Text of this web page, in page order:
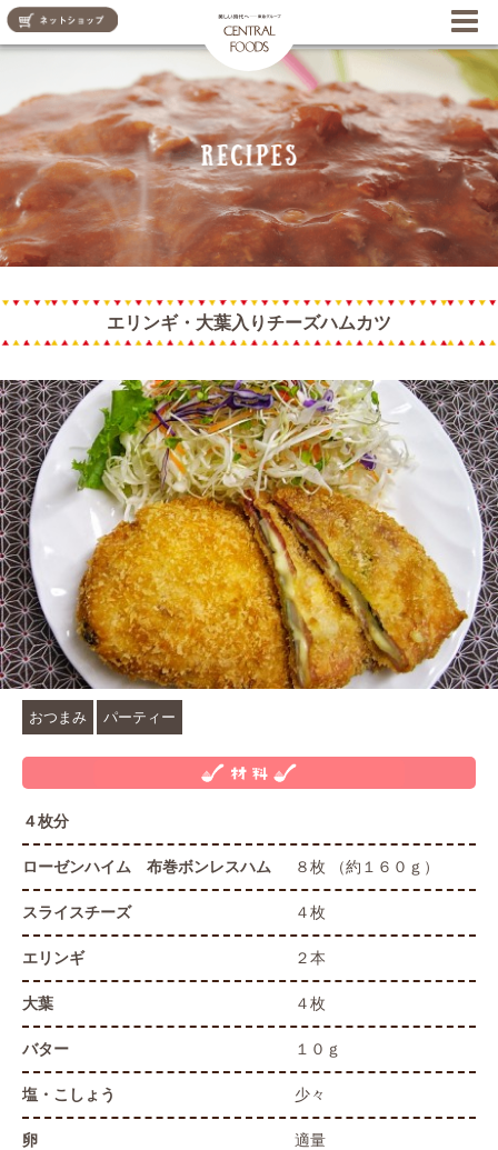
エリンギ・大葉入りチーズハムカツ
おつまみ パーティー
４枚分
ローゼンハイム 布巻ボンレスハム ８枚 （約１６０ｇ）
スライスチーズ ４枚
エリンギ ２本
大葉 ４枚
バター １０ｇ
塩・こしょう 少々
卵 適量